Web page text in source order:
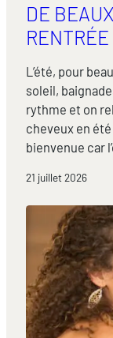
DE
L’été, pour
soleil,
rythme et on
cheveux en été
bienvenue car
21 juillet 2026